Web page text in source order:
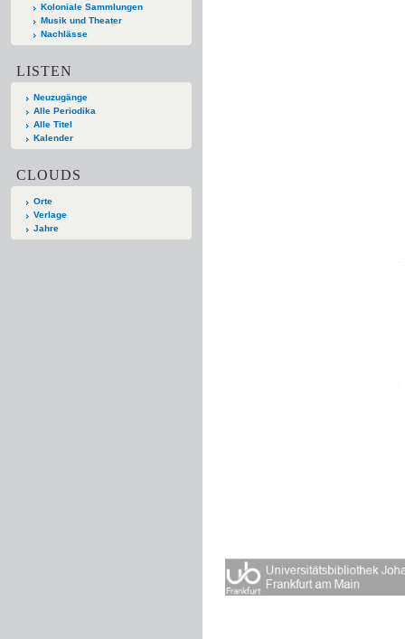
Koloniale Sammlungen
Musik und Theater
Nachlässe
LISTEN
Neuzugänge
Alle Periodika
Alle Titel
Kalender
CLOUDS
Orte
Verlage
Jahre